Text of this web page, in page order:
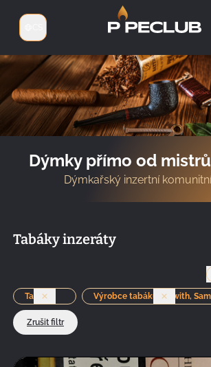
Přepnout jazyk
Dýmky přímo od
Dýmkařský inzertní
Tabáky inzeráty
TabákyOdstranit Výrobce tabáku: Gawith,
Odstranit
Zrušit filtr